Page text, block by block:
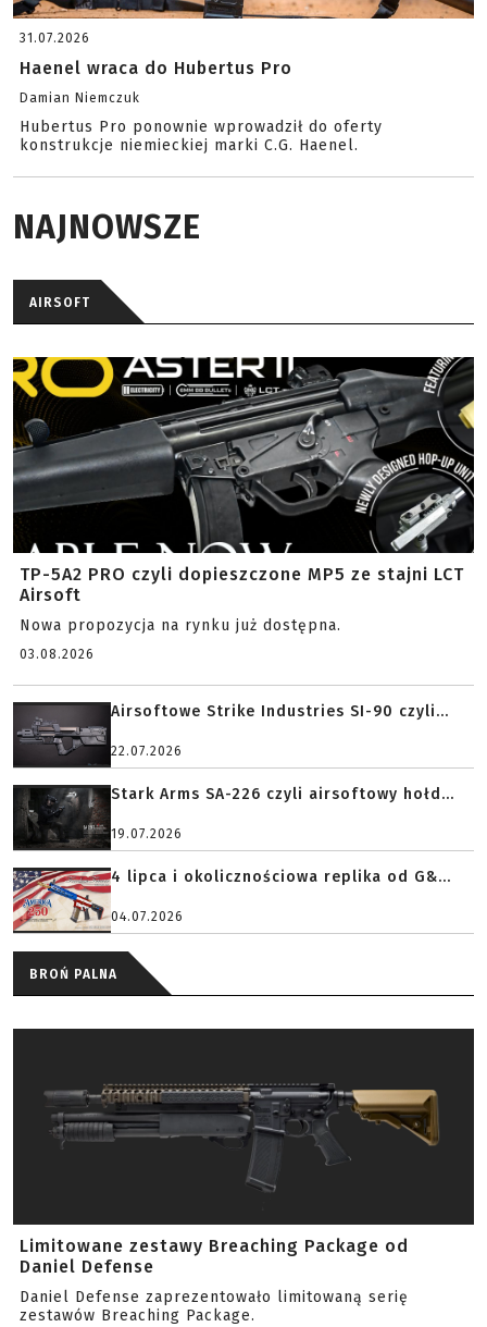
31.07.2026
Haenel wraca do Hubertus Pro
Damian Niemczuk
Hubertus Pro ponownie wprowadził do oferty
konstrukcje niemieckiej marki C.G. Haenel.
NAJNOWSZE
AIRSOFT
TP-5A2 PRO czyli dopieszczone MP5 ze stajni LCT
Airsoft
Nowa propozycja na rynku już dostępna.
03.08.2026
Airsoftowe Strike Industries SI-90 czyli...
22.07.2026
Stark Arms SA-226 czyli airsoftowy hołd...
19.07.2026
4 lipca i okolicznościowa replika od G&...
04.07.2026
BROŃ PALNA
Limitowane zestawy Breaching Package od
Daniel Defense
Daniel Defense zaprezentowało limitowaną serię
zestawów Breaching Package.